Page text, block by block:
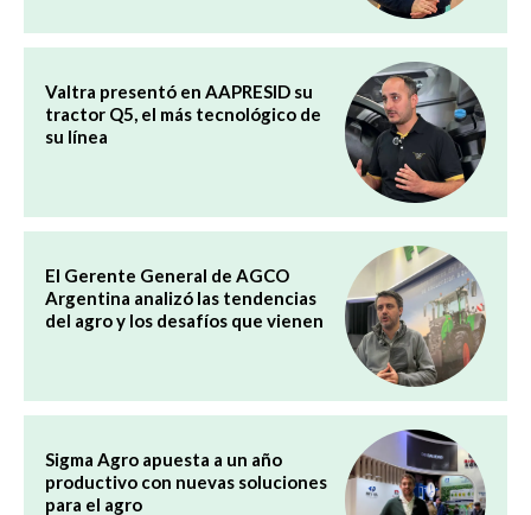
Valtra presentó en AAPRESID su
tractor Q5, el más tecnológico de
su línea
El Gerente General de AGCO
Argentina analizó las tendencias
del agro y los desafíos que vienen
Sigma Agro apuesta a un año
productivo con nuevas soluciones
para el agro